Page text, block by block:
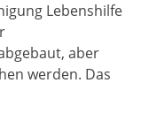
Lebenshilfe
aber
werden. Das